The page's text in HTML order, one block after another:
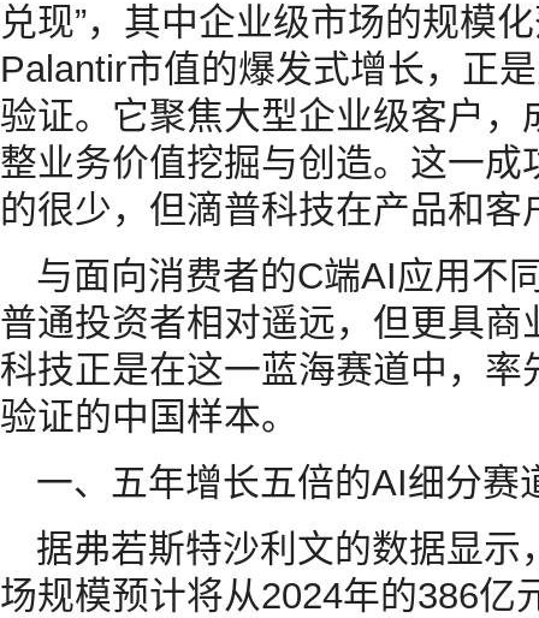
兑现”，其中企业级市场的规模
Palantir市值的爆发式增长，正
验证。它聚焦大型企业级客户
整业务价值挖掘与创造。这一
的很少，但滴普科技在产品和
与面向消费者的C端AI应用不
普通投资者相对遥远，但更具
科技正是在这一蓝海赛道中，
验证的中国样本。
一、五年增长五倍的AI细分赛
据弗若斯特沙利文的数据显
场规模预计将从2024年的386亿